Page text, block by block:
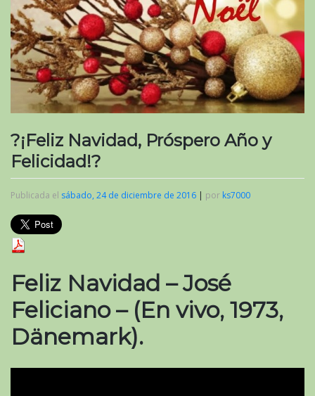
?¡Feliz Navidad, Próspero Año y
Felicidad!?
Publicada el sábado, 24 de diciembre de 2016 | por ks7000
Feliz Navidad – José
Feliciano – (En vivo, 1973,
Dänemark).